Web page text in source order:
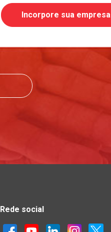
Incorpore sua empresa
Rede social